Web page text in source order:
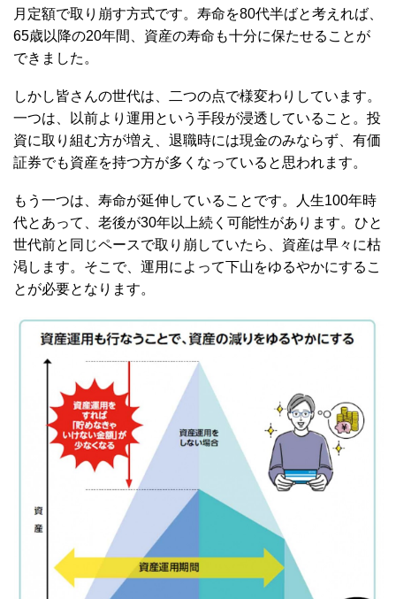
月定額で取り崩す方式です。寿命を80代半ばと考えれば、
65歳以降の20年間、資産の寿命も十分に保たせることが
できました。
しかし皆さんの世代は、二つの点で様変わりしています。
一つは、以前より運用という手段が浸透していること。投
資に取り組む方が増え、退職時には現金のみならず、有価
証券でも資産を持つ方が多くなっていると思われます。
もう一つは、寿命が延伸していることです。人生100年時
代とあって、老後が30年以上続く可能性があります。ひと
世代前と同じペースで取り崩していたら、資産は早々に枯
渇します。そこで、運用によって下山をゆるやかにするこ
とが必要となります。